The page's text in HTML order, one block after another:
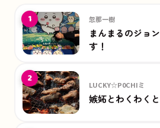
1 忽那一樹
まんまるのジョ
す！
2 LUCKY☆P0CHIミ
嫉妬とわくわく